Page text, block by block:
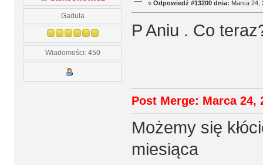
Gaduła
Wiadomości: 450
« Odpowiedź #13200 dnia: Marca 24,
P Aniu . Co
Post Merge: Marca 24,
Możemy się
miesiąca